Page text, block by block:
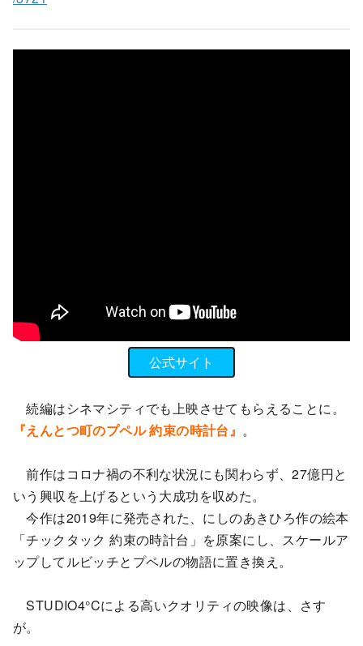
公式サイト
続編はシネマシティでも上映させてもらえることに。
『えんとつ町のプペル 約束の時計台』 。
前作はコロナ禍の不利な状況にも関わらず、27億円と
いう興収を上げるという大成功を収めた。
今作は2019年に発売された、にしのあきひろ作の絵本
「チックタック 約束の時計台」を原案にし、スケールア
ップしてルビッチとプペルの物語に置き換え。
STUDIO4°Cによる高いクオリティの映像は、さす
が。